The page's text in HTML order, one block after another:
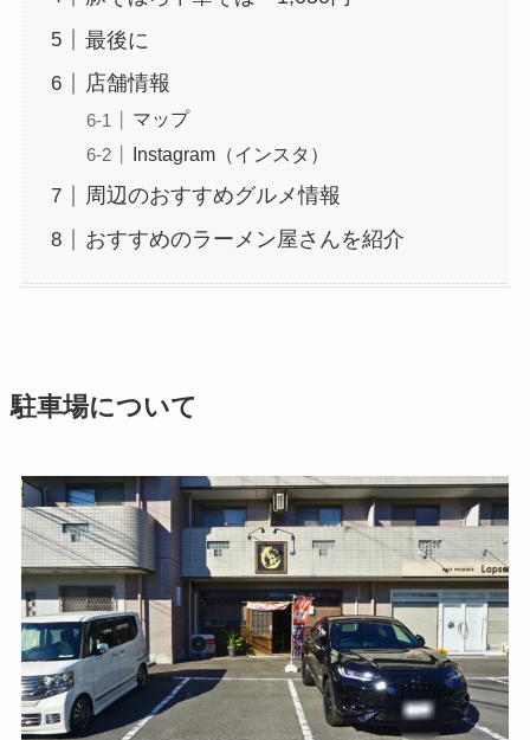
最後に
店舗情報
マップ
Instagram（インスタ）
周辺のおすすめグルメ情報
おすすめのラーメン屋さんを紹介
駐車場について